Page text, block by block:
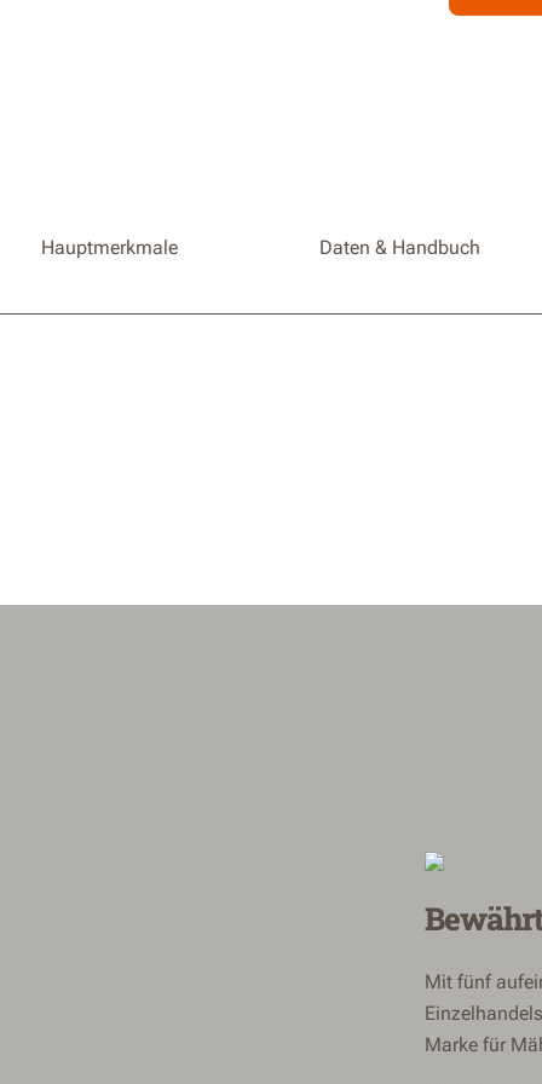
Hauptmerkmale Daten & Handbuch
Mit fünf
Marke für